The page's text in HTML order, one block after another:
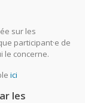
sur les
participant·e de
le concerne.
ici
les